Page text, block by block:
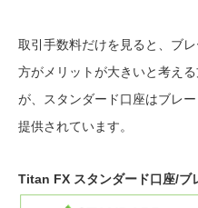
取引手数料だけを見ると、ブ
方がメリットが大きいと考え
が、スタンダード口座はブレ
提供されています。
Titan FX スタンダード口座/ブ